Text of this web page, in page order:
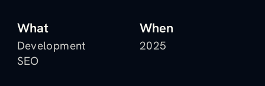
What
Development
SEO
When
2025